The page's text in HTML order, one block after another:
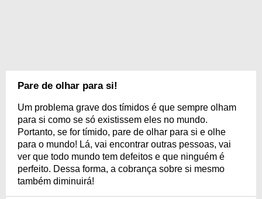
Pare de olhar para si!
Um problema grave dos tímidos é que sempre olham
para si como se só existissem eles no mundo.
Portanto, se for tímido, pare de olhar para si e olhe
para o mundo! Lá, vai encontrar outras pessoas, vai
ver que todo mundo tem defeitos e que ninguém é
perfeito. Dessa forma, a cobrança sobre si mesmo
também diminuirá!